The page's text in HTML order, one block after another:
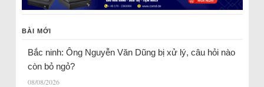
BÀI MỚI
Bắc ninh: Ông Nguyễn Văn Dũng bị xử lý, câu hỏi nào
còn bỏ ngỏ?
08/08/2026